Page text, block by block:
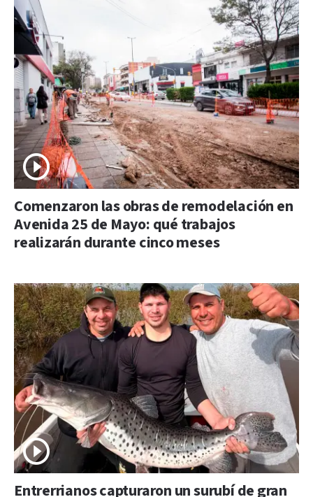
Comenzaron las obras de remodelación en
Avenida 25 de Mayo: qué trabajos
realizarán durante cinco meses
Entrerrianos capturaron un surubí de gran